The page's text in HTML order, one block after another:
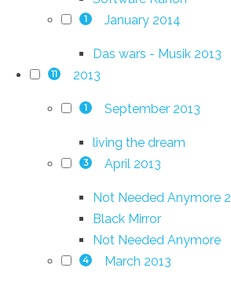
1 January 2014
Das wars - Musik 2013
11 2013
1 September 2013
living the dream
3 April 2013
Not Needed Anymore 2
Black Mirror
Not Needed Anymore
4 March 2013